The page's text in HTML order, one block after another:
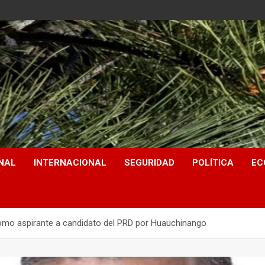
INTERNACIONAL SEGURIDAD POLÍTICA
aspirante a candidato del PRD por Huauchinango